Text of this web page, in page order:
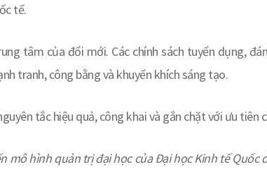
tế.
tâm của đổi mới. Các chính sách tuyển dụng,
tranh, công bằng và khuyến khích sáng tạo.
tắc hiệu quả, công khai và gắn chặt với ưu tiên
hình quản trị đại học của Đại học Kinh tế Quốc